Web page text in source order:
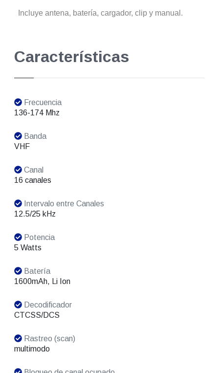
Incluye antena, batería, cargador, clip y manual.
Características
Frecuencia
136-174 Mhz
Banda
VHF
Canal
16 canales
Intervalo entre Canales
12.5/25 kHz
Potencia
5 Watts
Batería
1600mAh, Li Ion
Decodificador
CTCSS/DCS
Rastreo (scan)
multimodo